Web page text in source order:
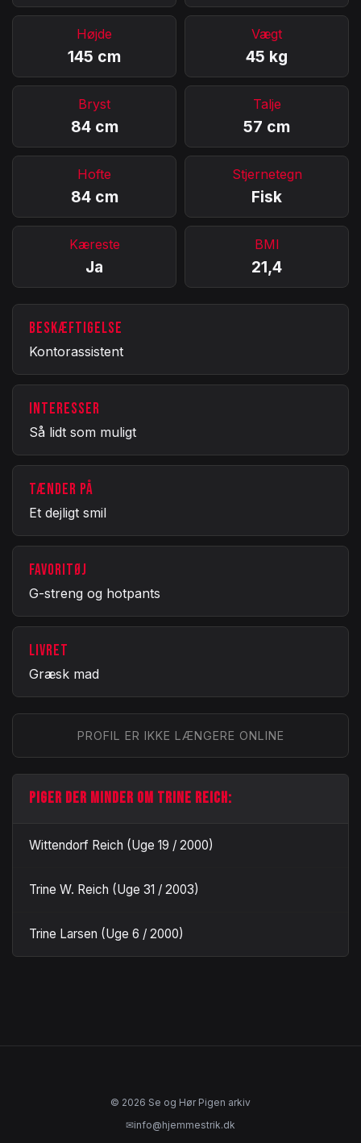
Højde
145 cm
Vægt
45 kg
Bryst
84 cm
Talje
57 cm
Hofte
84 cm
Stjernetegn
Fisk
Kæreste
Ja
BMI
21,4
BESKÆFTIGELSE
Kontorassistent
INTERESSER
Så lidt som muligt
TÆNDER PÅ
Et dejligt smil
FAVORITØJ
G-streng og hotpants
LIVRET
Græsk mad
PROFIL ER IKKE LÆNGERE ONLINE
PIGER DER MINDER OM TRINE REICH:
Wittendorf Reich (Uge 19 / 2000)
Trine W. Reich (Uge 31 / 2003)
Trine Larsen (Uge 6 / 2000)
© 2026 Se og Hør Pigen arkiv
✉info@hjemmestrik.dk